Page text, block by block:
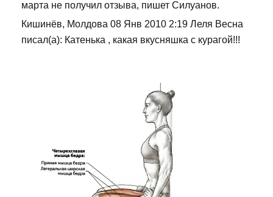
марта не получил отзыва, пишет Силуанов.
Кишинёв, Молдова 08 Янв 2010 2:19 Леля Весна
писал(а): Катенька , какая вкусняшка с курагой!!!